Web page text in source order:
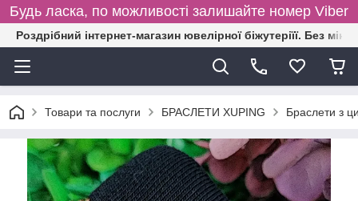
Будь ласка, по можливості залишайте номер Viber
Роздрібний інтернет-магазин ювелірної біжутеріїї. Без
Товари та послуги БРАСЛЕТИ XUPING Браслети з